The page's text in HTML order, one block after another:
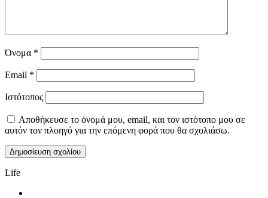
Όνομα *
Email *
Ιστότοπος
Αποθήκευσε το όνομά μου, email, και τον ιστότοπο μου σε
αυτόν τον πλοηγό για την επόμενη φορά που θα σχολιάσω.
Life